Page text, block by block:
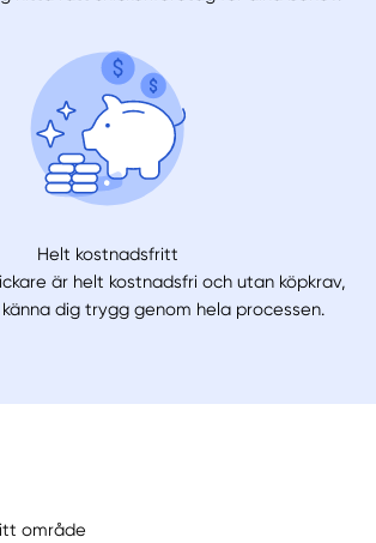
Helt kostnadsfritt
är helt kostnadsfri och utan köpkrav,
dig trygg genom hela processen.
område